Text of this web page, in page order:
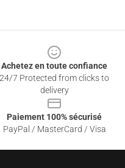
Achetez en toute confiance
24/7 Protected from clicks to
delivery
Paiement 100% sécurisé
PayPal / MasterCard / Visa